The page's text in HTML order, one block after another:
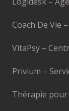
Coach De Vie
VitaPsy –
Privium –
Thérapie pour